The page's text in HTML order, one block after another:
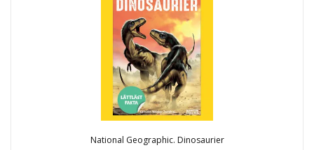
National Geographic. Dinosaurier